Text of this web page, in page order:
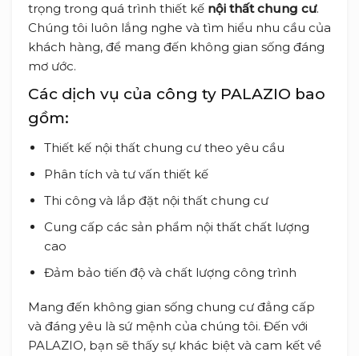
trọng trong quá trình thiết kế nội thất chung cư.
Chúng tôi luôn lắng nghe và tìm hiểu nhu cầu của
khách hàng, để mang đến không gian sống đáng
mơ ước.
Các dịch vụ của công ty PALAZIO bao
gồm:
Thiết kế nội thất chung cư theo yêu cầu
Phân tích và tư vấn thiết kế
Thi công và lắp đặt nội thất chung cư
Cung cấp các sản phẩm nội thất chất lượng
cao
Đảm bảo tiến độ và chất lượng công trình
Mang đến không gian sống chung cư đẳng cấp
và đáng yêu là sứ mệnh của chúng tôi. Đến với
PALAZIO, bạn sẽ thấy sự khác biệt và cam kết về